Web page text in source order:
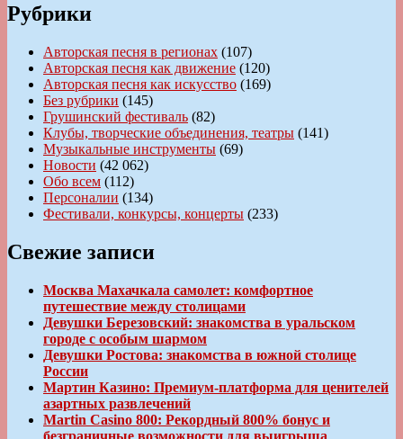
Рубрики
Авторская песня в регионах (107)
Авторская песня как движение (120)
Авторская песня как искусство (169)
Без рубрики (145)
Грушинский фестиваль (82)
Клубы, творческие объединения, театры (141)
Музыкальные инструменты (69)
Новости (42 062)
Обо всем (112)
Персоналии (134)
Фестивали, конкурсы, концерты (233)
Свежие записи
Москва Махачкала самолет: комфортное
путешествие между столицами
Девушки Березовский: знакомства в уральском
городе с особым шармом
Девушки Ростова: знакомства в южной столице
России
Мартин Казино: Премиум-платформа для ценителей
азартных развлечений
Martin Casino 800: Рекордный 800% бонус и
безграничные возможности для выигрыша